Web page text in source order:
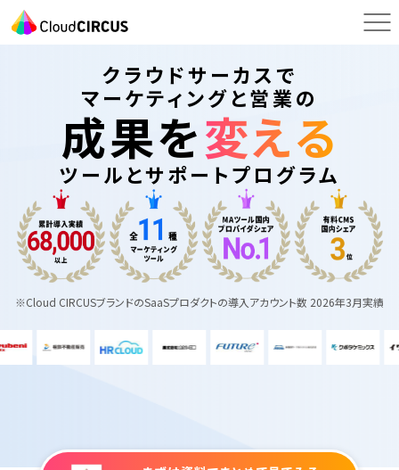
クラウドサーカスで
マーケティングと営業の
成果を変える
ツールとサポートプログラム
※Cloud CIRCUSブランドのSaaSプロダクトの導入アカウント数 2026年3月実績